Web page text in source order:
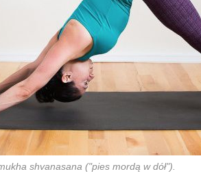
shvanasana ("pies mordą w dół").